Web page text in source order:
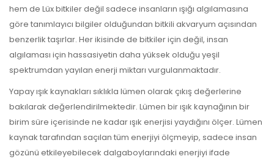
hem de Lüx bitkiler değil sadece insanların ışığı algılamasına
göre tanımlayıcı bilgiler olduğundan bitkili akvaryum açısından
benzerlik taşırlar. Her ikisinde de bitkiler için değil, insan
algılaması için hassasiyetin daha yüksek olduğu yeşil
spektrumdan yayılan enerji miktarı vurgulanmaktadır.
Yapay ışık kaynakları sıklıkla lümen olarak çıkış değerlerine
bakılarak değerlendirilmektedir. Lümen bir ışık kaynağının bir
birim süre içerisinde ne kadar ışık enerjisi yaydığını ölçer. Lümen
kaynak tarafından saçılan tüm enerjiyi ölçmeyip, sadece insan
gözünü etkileyebilecek dalgaboylarındaki enerjiyi ifade